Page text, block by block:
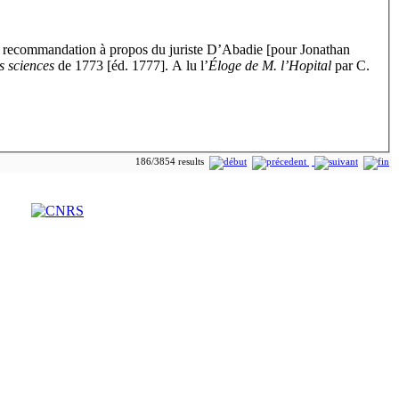
à propos du juriste D’Abadie [pour Jonathan
sciences de 1773 [éd. 1777]. A lu l’Éloge de M. l’Hopital par C.
186/3854 results